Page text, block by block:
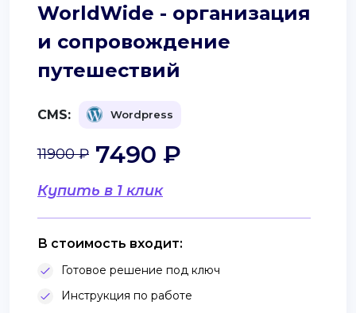
WorldWide - организация
и сопровождение
путешествий
CMS: Wordpress
Купить в 1 клик
11900 ₽ 7490 ₽
В стоимость входит:
Готовое решение под ключ
Инструкция по работе